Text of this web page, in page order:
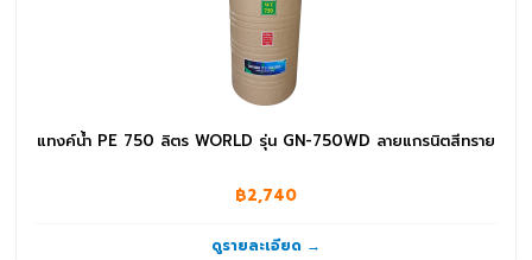
แทงค์น้ำ PE 750 ลิตร WORLD รุ่น GN-750WD ลายแกรนิตสีทราย
฿2,740
ดูรายละเอียด →